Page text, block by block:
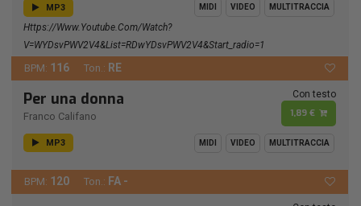
MP3 MIDI VIDEO MULTITRACCIA
Https://www.youtube.com/watch?
V=wYDsvPWV2V4&list=RDwYDsvPWV2V4&start_radio=1
BPM: 116 Ton.: RE
Per una donna
Franco Califano
Con testo
1,89 €
MP3 MIDI VIDEO MULTITRACCIA
BPM: 120 Ton.: FA -